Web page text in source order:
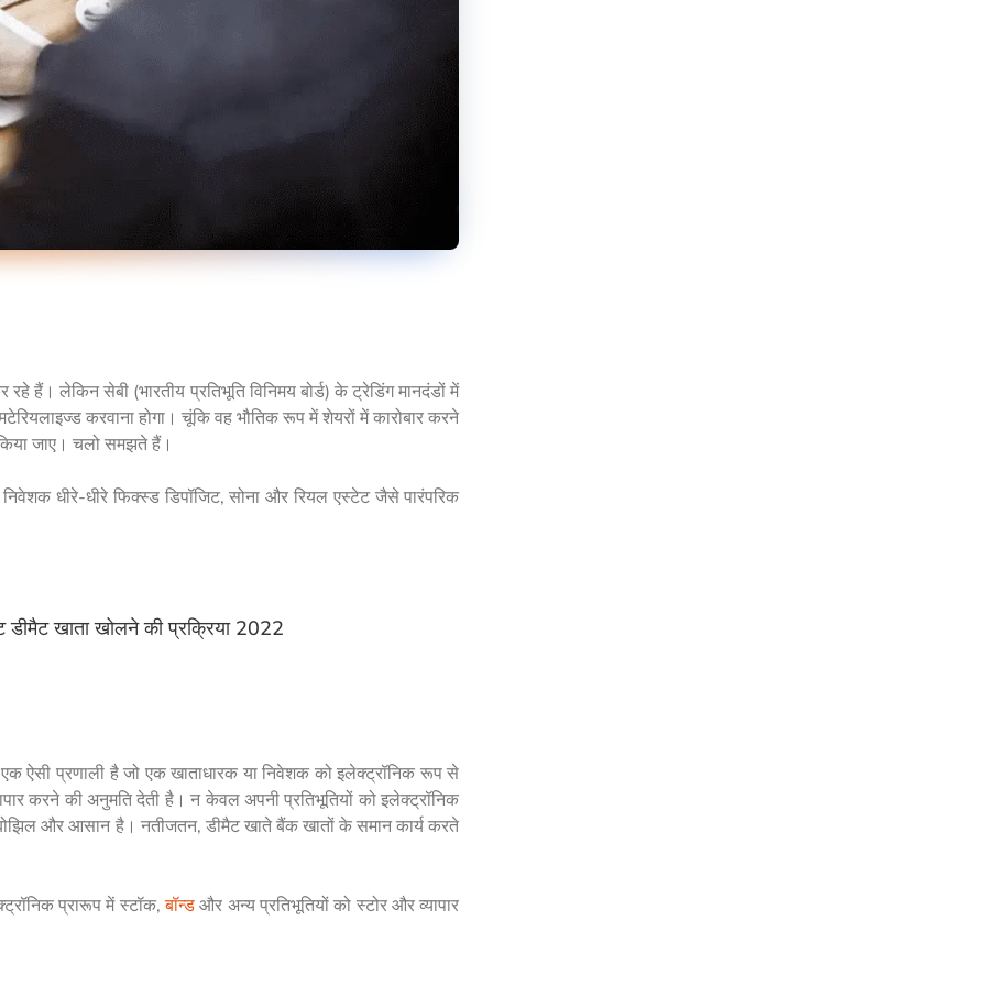
हैं। लेकिन सेबी (भारतीय प्रतिभूति विनिमय बोर्ड) के ट्रेडिंग मानदंडों में
करवाना होगा। चूंकि वह भौतिक रूप में शेयरों में कारोबार करने
जाए। चलो समझते हैं।
धीरे-धीरे फिक्स्ड डिपॉजिट, सोना और रियल एस्टेट जैसे पारंपरिक
खाता खोलने की प्रक्रिया 2022
ऐसी प्रणाली है जो एक खाताधारक या निवेशक को इलेक्ट्रॉनिक रूप से
करने की अनुमति देती है। न केवल अपनी प्रतिभूतियों को इलेक्ट्रॉनिक
और आसान है। नतीजतन, डीमैट खाते बैंक खातों के समान कार्य करते
प्रारूप में स्टॉक,बॉन्डऔर अन्य प्रतिभूतियों को स्टोर और व्यापार